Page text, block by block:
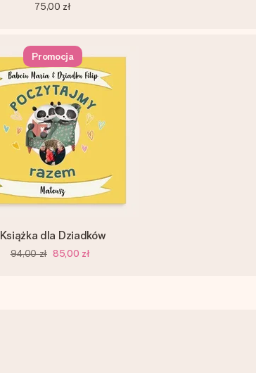
75,00 zł
Promocja
Książka dla Dziadków
94,00 zł 85,00 zł